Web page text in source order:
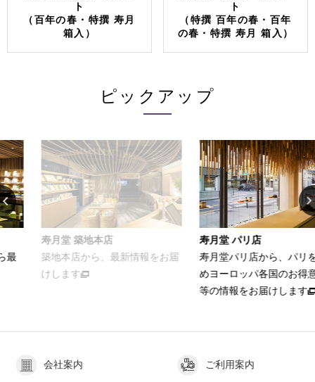
ト
（百年の春・特撰 寿月
箱入）
ト
（特撰 百年の春・百年
の春・特撰 寿月 箱入）
ピックアップ
新情報をお届
寿月堂 パリ店
寿月堂パリ店から、パリをはじ
めヨーロッパ各国のお得意さま
お家でカンタ
お茶をおいし
ける簡単レシ
会社案内 ご利用案内